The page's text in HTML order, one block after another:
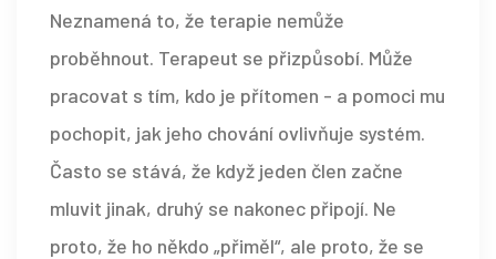
Neznamená to, že terapie nemůže
proběhnout. Terapeut se přizpůsobí. Může
pracovat s tím, kdo je přítomen - a pomoci mu
pochopit, jak jeho chování ovlivňuje systém.
Často se stává, že když jeden člen začne
mluvit jinak, druhý se nakonec připojí. Ne
proto, že ho někdo „přiměl“, ale proto, že se